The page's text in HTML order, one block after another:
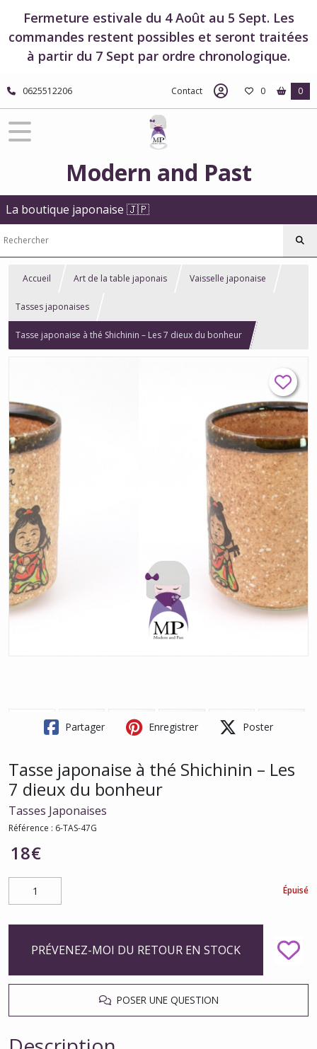
Fermeture estivale du 4 Août au 5 Sept. Les
commandes restent possibles et seront traitées
à partir du 7 Sept par ordre chronologique.
0625512206 Contact 0 0
Modern and Past
La boutique japonaise 🇯🇵
Accueil Art de la table japonais Vaisselle japonaise
Tasses japonaises
Tasse japonaise à thé Shichinin – Les 7 dieux du bonheur
Partager Enregistrer Poster
Tasse japonaise à thé Shichinin – Les
7 dieux du bonheur
Tasses Japonaises
Référence : 6-TAS-47G
18€
Épuisé
PRÉVENEZ-MOI DU RETOUR EN STOCK
POSER UNE QUESTION